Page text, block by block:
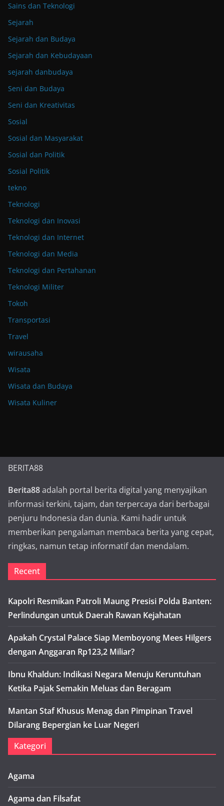
Sains dan Teknologi
Sejarah
Sejarah dan Budaya
Sejarah dan Kebudayaan
sejarah danbudaya
Seni dan Budaya
Seni dan Kreativitas
Sosial
Sosial dan Masyarakat
Sosial dan Politik
Sosial Politik
tekno
Teknologi
Teknologi dan Inovasi
Teknologi dan Internet
Teknologi dan Media
Teknologi dan Pertahanan
Teknologi Militer
Tokoh
Transportasi
Travel
wirausaha
Wisata
Wisata dan Budaya
Wisata Kuliner
BERITA88
Berita88adalah portal berita digital yang menyajikan
informasi terkini, tajam, dan terpercaya dari berbagai
penjuru Indonesia dan dunia. Kami hadir untuk
memberikan pengalaman membaca berita yang cepat,
ringkas, namun tetap informatif dan mendalam.
Recent
Kapolri Resmikan Patroli Maung Presisi Polda Banten:
Perlindungan untuk Daerah Rawan Kejahatan
Apakah Crystal Palace Siap Memboyong Mees Hilgers
dengan Anggaran Rp123,2 Miliar?
Ibnu Khaldun: Indikasi Negara Menuju Keruntuhan
Ketika Pajak Semakin Meluas dan Beragam
Mantan Staf Khusus Menag dan Pimpinan Travel
Dilarang Bepergian ke Luar Negeri
Kategori
Agama
Agama dan Filsafat